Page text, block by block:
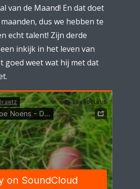
van de Maand! En dat doet
dus we hebben te
echt talent! Zijn derde
inkijk in het leven van
goed weet wat hij met dat